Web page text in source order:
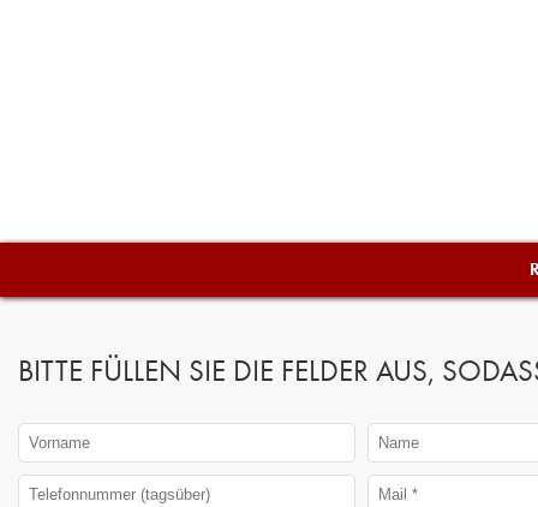
BITTE FÜLLEN SIE DIE FELDER AUS,